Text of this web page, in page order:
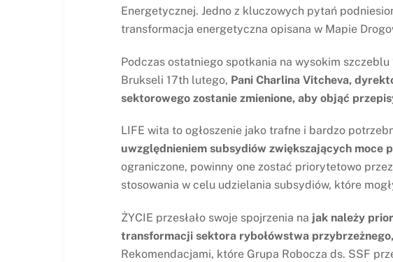
Energetycznej. Jedno z kluczowych pytań
transformacja energetyczna opisana w Mapie
Podczas ostatniego spotkania na wysokim szczeblu
Brukseli 17th lutego, Pani Charlina Vitcheva,
sektorowego zostanie zmienione, aby objąć
LIFE wita to ogłoszenie jako trafne i bardzo
uwzględnieniem subsydiów zwiększających moce
ograniczone, powinny one zostać priorytetowo
stosowania w celu udzielania subsydiów, które
ŻYCIE przesłało swoje spojrzenia na jak należy
transformacji sektora rybołówstwa
Rekomendacjami, które Grupa Robocza ds. SSF